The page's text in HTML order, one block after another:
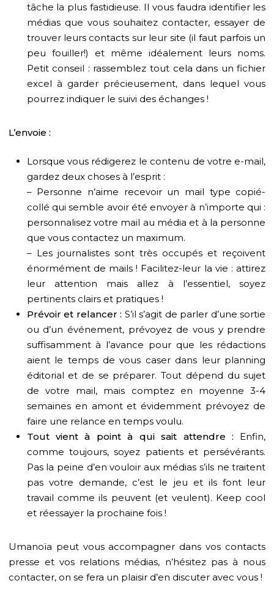
tâche la plus fastidieuse. Il vous faudra identifier les
médias que vous souhaitez contacter, essayer de
trouver leurs contacts sur leur site (il faut parfois un
peu fouiller!) et même idéalement leurs noms.
Petit conseil : rassemblez tout cela dans un fichier
excel à garder précieusement, dans lequel vous
pourrez indiquer le suivi des échanges !
L’envoie :
Lorsque vous rédigerez le contenu de votre e-mail,
gardez deux choses à l’esprit :
– Personne n’aime recevoir un mail type copié-
collé qui semble avoir été envoyer à n’importe qui :
personnalisez votre mail au média et à la personne
que vous contactez un maximum.
– Les journalistes sont très occupés et reçoivent
énormément de mails ! Facilitez-leur la vie : attirez
leur attention mais allez à l’essentiel, soyez
pertinents clairs et pratiques !
Prévoir et relancer : S’il s’agit de parler d’une sortie
ou d’un événement, prévoyez de vous y prendre
suffisamment à l’avance pour que les rédactions
aient le temps de vous caser dans leur planning
éditorial et de se préparer. Tout dépend du sujet
de votre mail, mais comptez en moyenne 3-4
semaines en amont et évidemment prévoyez de
faire une relance en temps voulu.
Tout vient à point à qui sait attendre : Enfin,
comme toujours, soyez patients et persévérants.
Pas la peine d’en vouloir aux médias s’ils ne traitent
pas votre demande, c’est le jeu et ils font leur
travail comme ils peuvent (et veulent). Keep cool
et réessayer la prochaine fois !
Umanoïa peut vous accompagner dans vos contacts
presse et vos relations médias, n’hésitez pas à nous
contacter, on se fera un plaisir d’en discuter avec vous !